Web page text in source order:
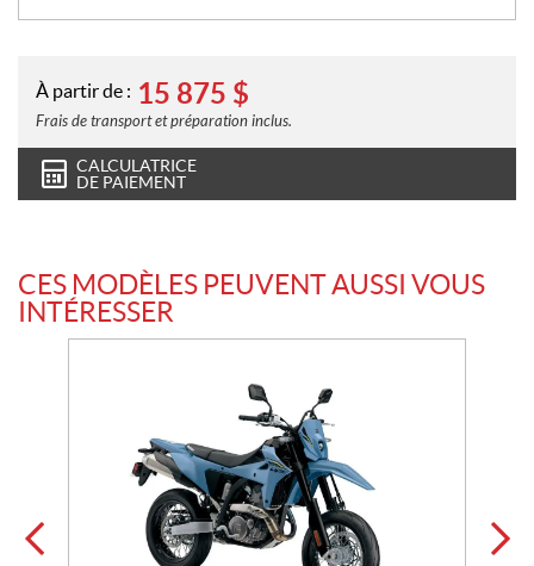
À partir de : 15 875 $
Frais de transport et préparation inclus.
CALCULATRICE
DE PAIEMENT
CES MODÈLES PEUVENT AUSSI VOUS
INTÉRESSER